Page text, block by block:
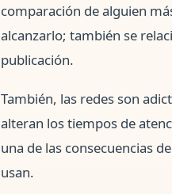
comparación de alguien
alcanzarlo; también se
publicación.
También, las redes son
alteran los tiempos de
una de las consecuencias
usan.